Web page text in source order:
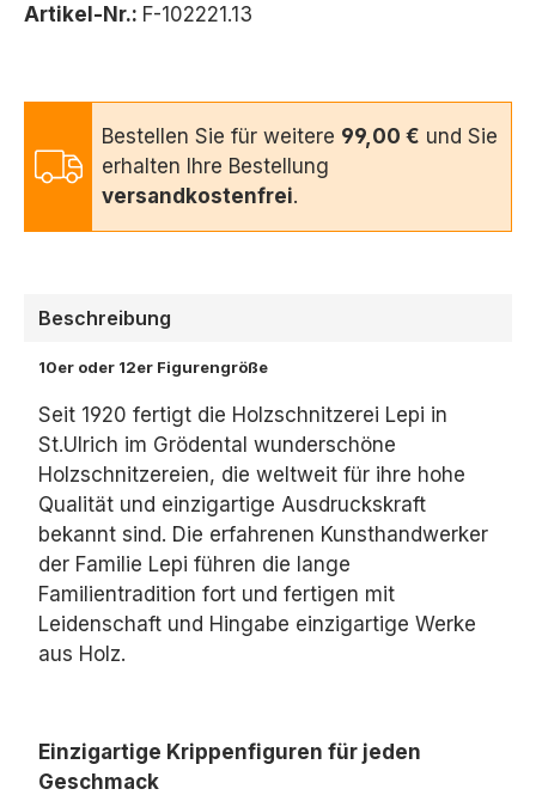
Artikel-Nr.: F-102221.13
Bestellen Sie für weitere 99,00 € und Sie
erhalten Ihre Bestellung
versandkostenfrei.
Beschreibung
10er oder 12er Figurengröße
Seit 1920 fertigt die Holzschnitzerei Lepi in
St.Ulrich im Grödental wunderschöne
Holzschnitzereien, die weltweit für ihre hohe
Qualität und einzigartige Ausdruckskraft
bekannt sind. Die erfahrenen Kunsthandwerker
der Familie Lepi führen die lange
Familientradition fort und fertigen mit
Leidenschaft und Hingabe einzigartige Werke
aus Holz.
Einzigartige Krippenfiguren für jeden
Geschmack